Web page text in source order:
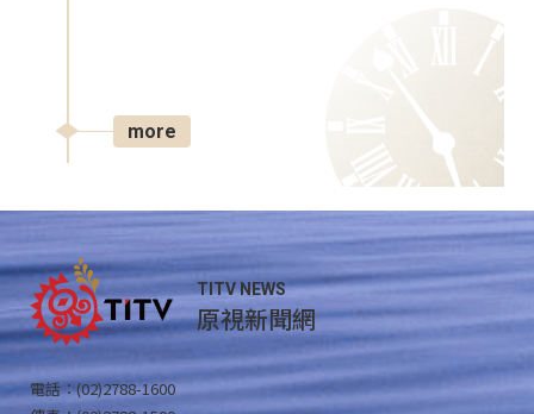
more
TITV NEWS
原視新聞網
電話：(02)2788-1600